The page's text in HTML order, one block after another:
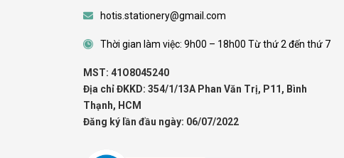
hotis.stationery@gmail.com
Thời gian làm việc: 9h00 – 18h00 Từ thứ 2 đến thứ 7
MST: 41O8045240
Địa chỉ ĐKKD: 354/1/13A Phan Văn Trị, P11, Bình
Thạnh, HCM
Đăng ký lần đầu ngày: 06/07/2022